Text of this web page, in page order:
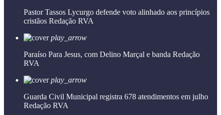
Pastor Tassos Lycurgo defende voto alinhado aos princípios
cristãos Redação RVA
play_arrow
Paraíso Para Jesus, com Delino Marçal e banda Redação
RVA
play_arrow
Guarda Civil Municipal registra 678 atendimentos em julho
Redação RVA